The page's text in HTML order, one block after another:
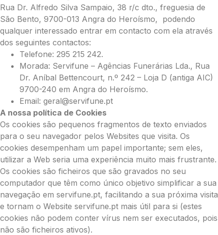
Rua Dr. Alfredo Silva Sampaio, 38 r/c dto., freguesia de
São Bento, 9700-013 Angra do Heroísmo, podendo
qualquer interessado entrar em contacto com ela através
dos seguintes contactos:
Telefone: 295 215 242.
Morada: Servifune – Agências Funerárias Lda., Rua
Dr. Aníbal Bettencourt, n.º 242 – Loja D (antiga AIC)
9700-240 em Angra do Heroísmo.
Email: geral@servifune.pt
A nossa política de Cookies
Os cookies são pequenos fragmentos de texto enviados
para o seu navegador pelos Websites que visita. Os
cookies desempenham um papel importante; sem eles,
utilizar a Web seria uma experiência muito mais frustrante.
Os cookies são ficheiros que são gravados no seu
computador que têm como único objetivo simplificar a sua
navegação em servifune.pt, facilitando a sua próxima visita
e tornam o Website servifune.pt mais útil para si (estes
cookies não podem conter vírus nem ser executados, pois
não são ficheiros ativos).